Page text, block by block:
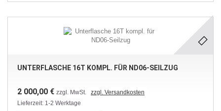
UNTERFLASCHE 16T KOMPL. FÜR ND06-SEILZUG
2 000,00 € zzgl. MwSt.
zzgl. Versandkosten
Lieferzeit: 1-2 Werktage